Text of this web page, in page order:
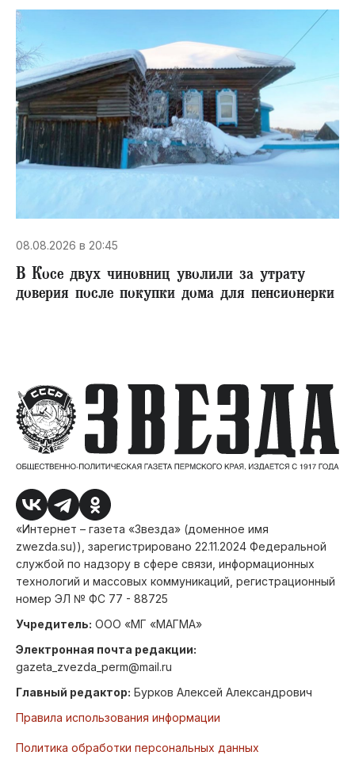
08.08.2026 в 20:45
В Косе двух чиновниц уволили за утрату
доверия после покупки дома для пенсионерки
«Интернет – газета «Звезда» (доменное имя
zwezda.su)), зарегистрировано 22.11.2024 Федеральной
службой по надзору в сфере связи, информационных
технологий и массовых коммуникаций, регистрационный
номер ЭЛ № ФС 77 - 88725
Учредитель: ООО «МГ «МАГМА»
Электронная почта редакции:
gazeta_zvezda_perm@mail.ru
Главный редактор: Бурков Алексей Александрович
Правила использования информации
Политика обработки персональных данных